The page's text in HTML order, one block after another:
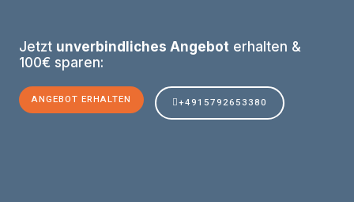
Jetzt unverbindliches Angebot erhalten &
100€ sparen:
ANGEBOT ERHALTEN +4915792653380